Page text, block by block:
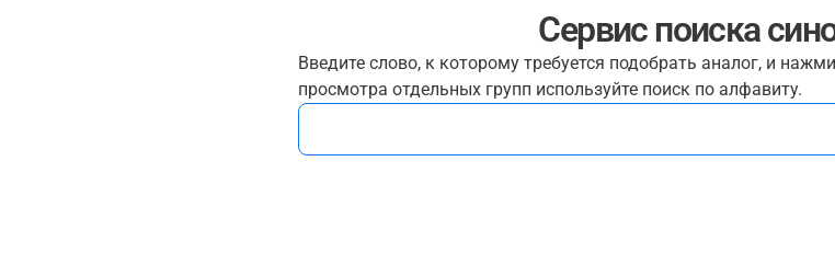
Сервис поиска
Введите слово, к которому требуется подобрать аналог, и
просмотра отдельных групп используйте поиск по алфавиту.